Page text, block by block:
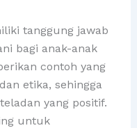
tanggung jawab
bagi anak-anak
contoh yang
etika, sehingga
yang positif.
untuk